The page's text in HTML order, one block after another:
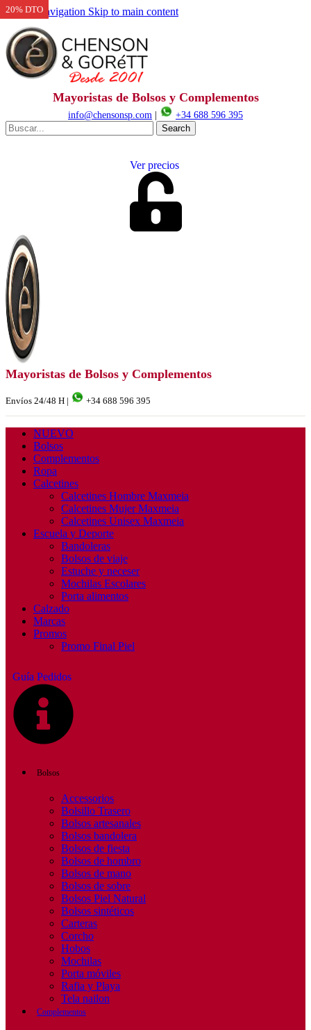
Skip to navigation Skip to main content
Mayoristas de Bolsos y Complementos
info@chensonsp.com
+34 688 596 395
Search
Ver precios
Mayoristas de Bolsos y Complementos
Envíos 24/48 H | +34 688 596 395
NUEVO
Bolsos
Complementos
Ropa
Calcetines
Calcetines Hombre Maxmeia
Calcetines Mujer Maxmeia
Calcetines Unisex Maxmeia
Escuela y Deporte
Bandoleras
Bolsos de viaje
Estuche y neceser
Mochilas Escolares
Porta alimentos
Calzado
Marcas
Promos
Promo Final Piel
Guía Pedidos
Bolsos
Accessorios
Bolsillo Trasero
Bolsos artesanales
Bolsos bandolera
Bolsos de fiesta
Bolsos de hombro
Bolsos de mano
Bolsos de sobre
Bolsos Piel Natural
Bolsos sintéticos
Carteras
Corcho
Hobos
Mochilas
Porta móviles
Rafia y Playa
Tela nailon
Complementos
20% DTO